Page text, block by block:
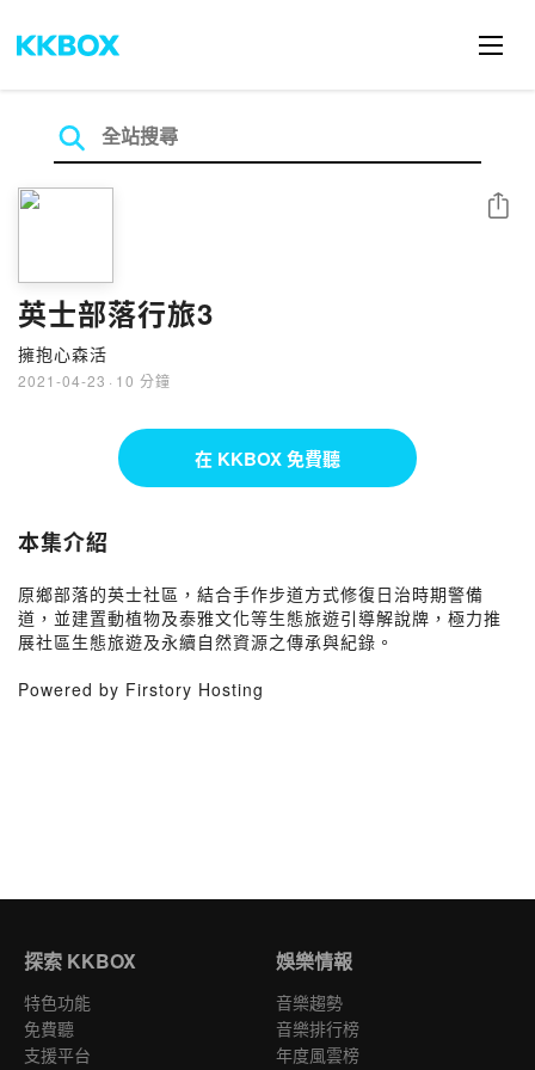
英士部落行旅3
擁抱心森活
2021-04-23 · 10 分鐘
分享
在 KKBOX 免費聽
本集介紹
原鄉部落的英士社區，結合手作步道方式修復日治時期警備
道，並建置動植物及泰雅文化等生態旅遊引導解說牌，極力推
展社區生態旅遊及永續自然資源之傳承與紀錄。
Powered by Firstory Hosting
探索 KKBOX
特色功能
免費聽
支援平台
娛樂情報
音樂趨勢
音樂排行榜
年度風雲榜